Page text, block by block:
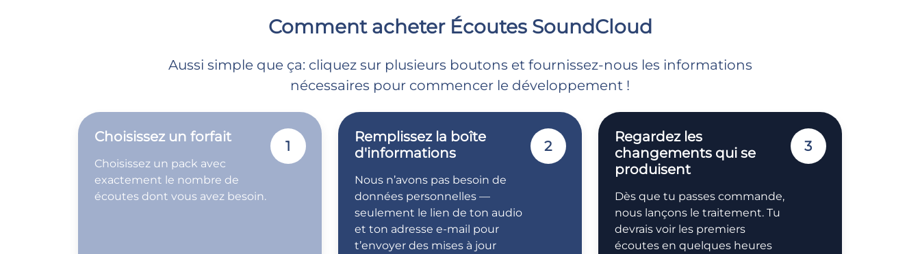
Comment acheter Écoutes SoundCloud
Aussi simple que ça: cliquez sur plusieurs boutons et fournissez-nous les informations
nécessaires pour commencer le développement !
Choisissez un forfait
Choisissez un pack avec
exactement le nombre de
écoutes dont vous avez besoin.
1
Remplissez la boîte
d'informations
Nous n’avons pas besoin de
données personnelles —
seulement le lien de ton audio
et ton adresse e-mail pour
t’envoyer des mises à jour
2
Regardez les
changements qui se
produisent
Dès que tu passes commande,
nous lançons le traitement. Tu
devrais voir les premiers
écoutes en quelques heures
3